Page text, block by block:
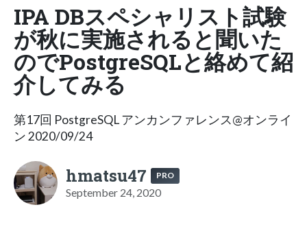
IPA DBスペシャリスト試験
が秋に実施されると聞いた
のでPostgreSQLと絡めて紹
介してみる
第17回 PostgreSQL アンカンファレンス@オンライ
ン 2020/09/24
hmatsu47 PRO
September 24, 2020